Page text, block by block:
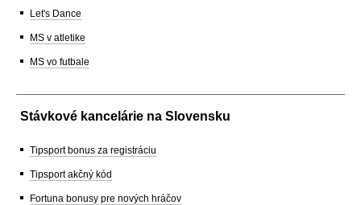
Let's Dance
MS v atletike
MS vo futbale
Stávkové kancelárie na Slovensku
Tipsport bonus za registráciu
Tipsport akčný kód
Fortuna bonusy pre nových hráčov